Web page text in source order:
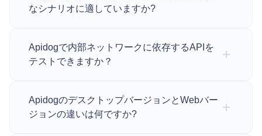
なシナリオに適していますか?
Apidogで内部ネットワークに依存するAPIを
テストできますか？
ApidogのデスクトップバージョンとWebバー
ジョンの違いは何ですか?